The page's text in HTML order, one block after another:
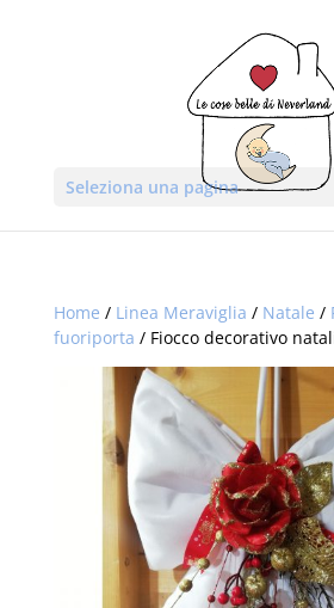
Seleziona una pagina
Home / Linea Meraviglia / Natale /
fuoriporta / Fiocco decorativo